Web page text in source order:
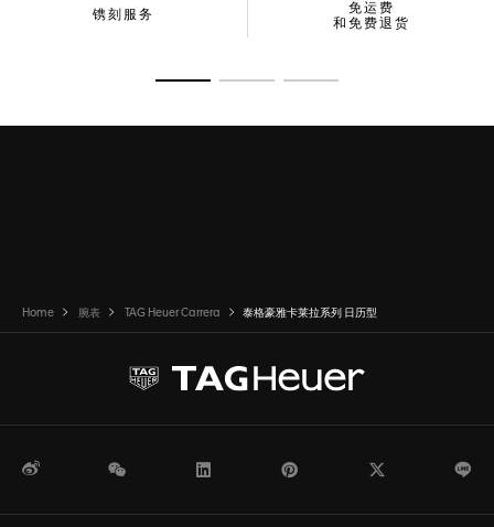
镌刻服务
免运费
和免费退货
Home 腕表 TAG Heuer Carrera 泰格豪雅卡莱拉系列 日历型
微博 WeChat Pinterest